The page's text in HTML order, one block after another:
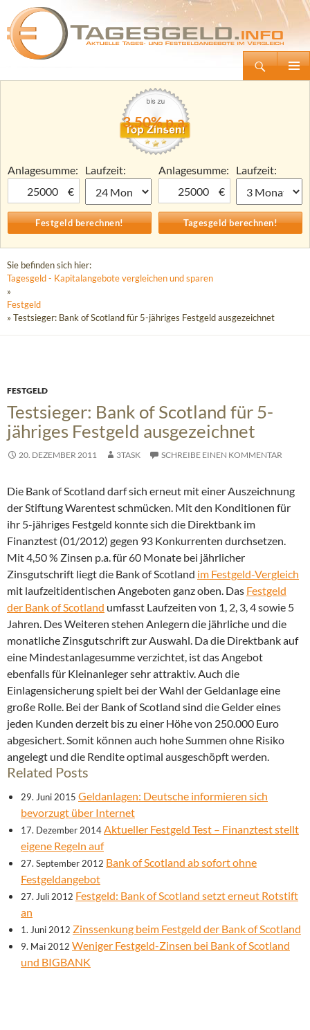
Tagesgeld.info – Tagesgeldkonten vergleichen und Tagesgeld-Zinsen berechnen
Zum
3,50% p.a.
Anlagesumme:
€
Laufzeit:
Anlagesumme:
€
Laufzeit:
Sie befinden sich hier:
Tagesgeld - Kapitalangebote vergleichen und sparen
»
Festgeld
» Testsieger: Bank of Scotland für 5-jähriges Festgeld ausgezeichnet
FESTGELD
Testsieger: Bank of Scotland für 5-
jähriges Festgeld ausgezeichnet
20. DEZEMBER 2011 3TASK SCHREIBE EINEN KOMMENTAR
Die Bank of Scotland darf sich erneut mit einer Auszeichnung
der Stiftung Warentest schmücken. Mit den Konditionen für
ihr 5-jähriges Festgeld konnte sich die Direktbank im
Finanztest (01/2012) gegen 93 Konkurrenten durchsetzen.
Mit 4,50 % Zinsen p.a. für 60 Monate bei jährlicher
Zinsgutschrift liegt die Bank of Scotland im Festgeld-Vergleich
mit laufzeitidentischen Angeboten ganz oben. Das Festgeld
der Bank of Scotland umfasst Laufzeiten von 1, 2, 3, 4 sowie 5
Jahren. Des Weiteren stehen Anlegern die jährliche und die
monatliche Zinsgutschrift zur Auswahl. Da die Direktbank auf
eine Mindestanlagesumme verzichtet, ist das Angebot
ebenfalls für Kleinanleger sehr attraktiv. Auch die
Einlagensicherung spielt bei der Wahl der Geldanlage eine
große Rolle. Bei der Bank of Scotland sind die Gelder eines
jeden Kunden derzeit bis zu einer Höhe von 250.000 Euro
abgesichert. Somit können auch hohe Summen ohne Risiko
angelegt und die Rendite optimal ausgeschöpft werden.
Related Posts
29. Juni 2015 Geldanlagen: Deutsche informieren sich
bevorzugt über Internet
17. Dezember 2014Aktueller Festgeld Test – Finanztest stellt
eigene Regeln auf
27. September 2012 Bank of Scotland ab sofort ohne
Festgeldangebot
27. Juli 2012 Festgeld: Bank of Scotland setzt erneut Rotstift
an
1. Juni 2012 Zinssenkung beim Festgeld der Bank of Scotland
9. Mai 2012 Weniger Festgeld-Zinsen bei Bank of Scotland
und BIGBANK